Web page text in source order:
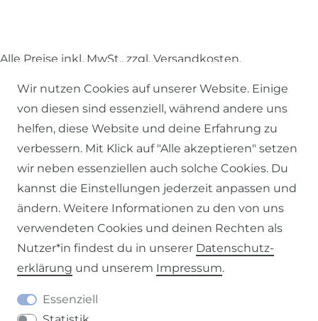
Alle Preise inkl. MwSt., zzgl. Versandkosten.
© 2026 SCHÖNER LEBEN.
Impressum Daten­schutz­erklärung AGB
Barrierefreiheitserklärung Widerrufs­recht
Wir nutzen Cookies auf unserer Website. Einige
von diesen sind essenziell, während andere uns
helfen, diese Website und deine Erfahrung zu
verbessern. Mit Klick auf "Alle akzeptieren" setzen
wir neben essenziellen auch solche Cookies. Du
kannst die Einstellungen jederzeit anpassen und
ändern. Weitere Informationen zu den von uns
verwendeten Cookies und deinen Rechten als
Nutzer*in findest du in unserer Daten­schutz­
erklärung und unserem Impressum.
Essenziell